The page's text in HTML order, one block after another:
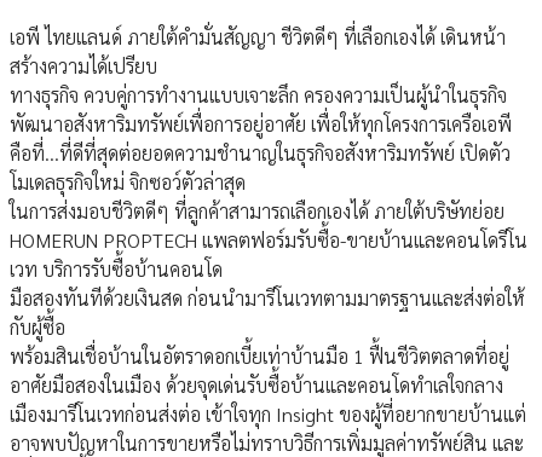
เอพี ไทยแลนด์ ภายใต้คำมั่นสัญญา ชีวิตดีๆ ที่เลือกเองได้ เดินหน้า
สร้างความได้เปรียบ
ทางธุรกิจ ควบคู่การทำงานแบบเจาะลึก ครองความเป็นผู้นำในธุรกิจ
พัฒนาอสังหาริมทรัพย์เพื่อการอยู่อาศัย เพื่อให้ทุกโครงการเครือเอพี
คือที่...ที่ดีที่สุดต่อยอดความชำนาญในธุรกิจอสังหาริมทรัพย์ เปิดตัว
โมเดลธุรกิจใหม่ จิกซอว์ตัวล่าสุด
ในการส่งมอบชีวิตดีๆ ที่ลูกค้าสามารถเลือกเองได้ ภายใต้บริษัทย่อย
HOMERUN PROPTECH แพลตฟอร์มรับซื้อ-ขายบ้านและคอนโดรีโน
เวท บริการรับซื้อบ้านคอนโด
มือสองทันทีด้วยเงินสด ก่อนนำมารีโนเวทตามมาตรฐานและส่งต่อให้
กับผู้ซื้อ
พร้อมสินเชื่อบ้านในอัตราดอกเบี้ยเท่าบ้านมือ 1 ฟื้นชีวิตตลาดที่อยู่
อาศัยมือสองในเมือง ด้วยจุดเด่นรับซื้อบ้านและคอนโดทำเลใจกลาง
เมืองมารีโนเวทก่อนส่งต่อ เข้าใจทุก Insight ของผู้ที่อยากขายบ้านแต่
อาจพบปัญหาในการขายหรือไม่ทราบวิธีการเพิ่มมูลค่าทรัพย์สิน และ